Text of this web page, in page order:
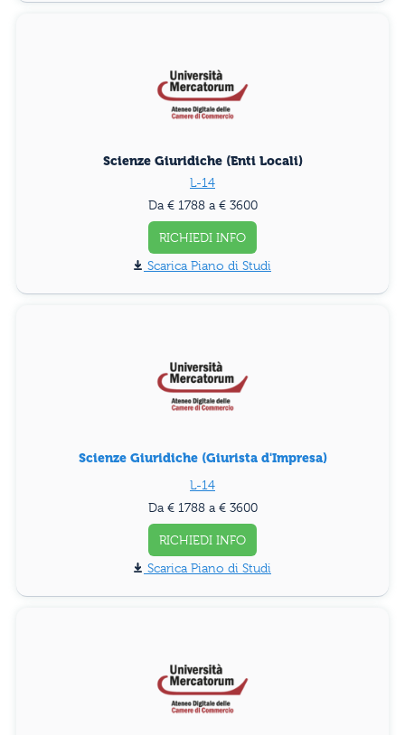
Scienze Giuridiche (Enti Locali)
L-14
Da € 1788 a € 3600
RICHIEDI INFO
Piano di Studi
Scienze Giuridiche (Giurista d'Impresa)
L-14
Da € 1788 a € 3600
RICHIEDI INFO
Piano di Studi